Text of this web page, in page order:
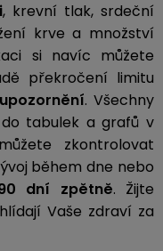
, krevní tlak, srdeční
krve a množství
si navíc můžete
překročení limitu
. Všechny
tabulek a grafů v
zkontrolovat
během dne nebo
dní zpětně. Žijte
Vaše zdraví za